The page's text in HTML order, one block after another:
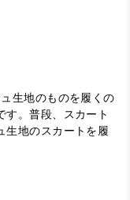
生地のものを履くの
す。普段、スカート
生地のスカートを履